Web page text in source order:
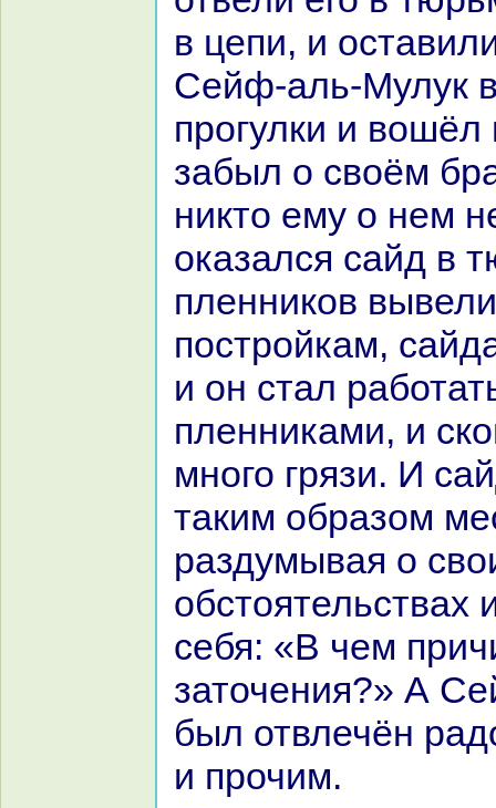
в цепи, и
Сейф-аль-Мулук
прогулки и
забыл о своём
никто ему о нем
оказался caйд в
пленникoв
постройкам,
и он стал
пленниками, и
много грязи. И
таким обpaзом
paздумывая о
обстоятельствах
себя: «В чем
заточения?» А
был отвлечён
и прочим.